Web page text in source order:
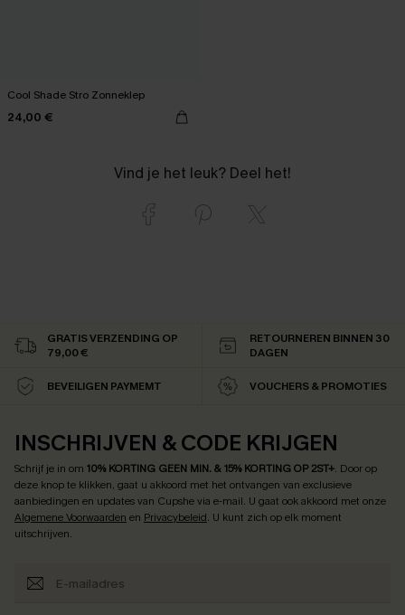
Cool Shade Stro Zonneklep
24,00 €
Vind je het leuk? Deel het!
GRATIS VERZENDING OP
79,00 €
RETOURNEREN BINNEN 30
DAGEN
BEVEILIGEN PAYMEMT VOUCHERS & PROMOTIES
INSCHRIJVEN & CODE KRIJGEN
Schrijf je in om 10% KORTING GEEN MIN. & 15% KORTING OP 2ST+. Door op
deze knop te klikken, gaat u akkoord met het ontvangen van exclusieve
aanbiedingen en updates van Cupshe via e-mail. U gaat ook akkoord met onze
Algemene Voorwaarden en Privacybeleid. U kunt zich op elk moment
uitschrijven.